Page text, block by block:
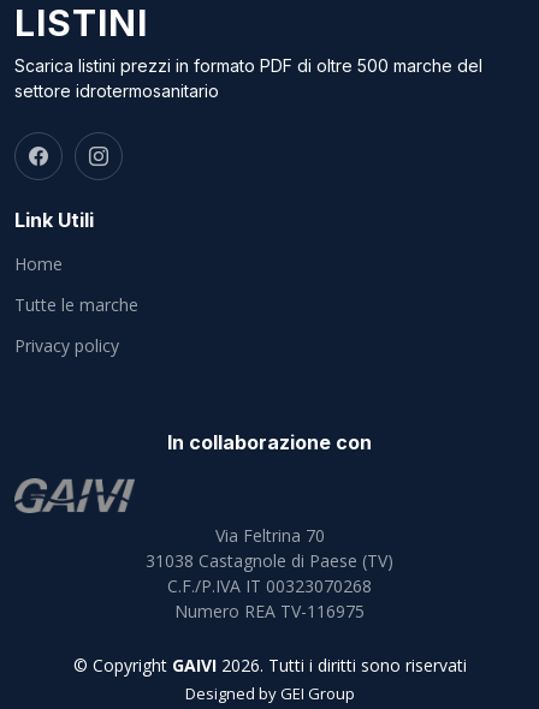
LISTINI
Scarica listini prezzi in formato PDF di oltre 500 marche del
settore idrotermosanitario
Link Utili
Home
Tutte le marche
Privacy policy
In collaborazione con
Via Feltrina 70
31038 Castagnole di Paese (TV)
C.F./P.IVA IT 00323070268
Numero REA TV-116975
© Copyright GAIVI2026. Tutti i diritti sono riservati
Designed byGEI Group